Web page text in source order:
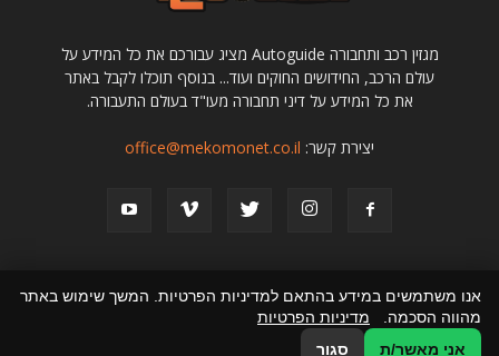
מגזין רכב ותחבורה Autoguide מציג עבורכם את כל המידע על
עולם הרכב, החידושים החוקים ועוד... בנוסף תוכלו לקבל באתר
את כל המידע על דיני תחבורה מעו"ד בעולם התעבורה.
יצירת קשר: office@mekomonet.co.il
מחפשים כותבים תמיכה פרסמו אצלנו
אנו משתמשים במידע בהתאם למדיניות הפרטיות. המשך שימוש באתר
מהווה הסכמה. מדיניות הפרטיות
אני מאשר/ת
סגור